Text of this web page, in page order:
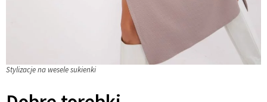
Stylizacje na wesele sukienki